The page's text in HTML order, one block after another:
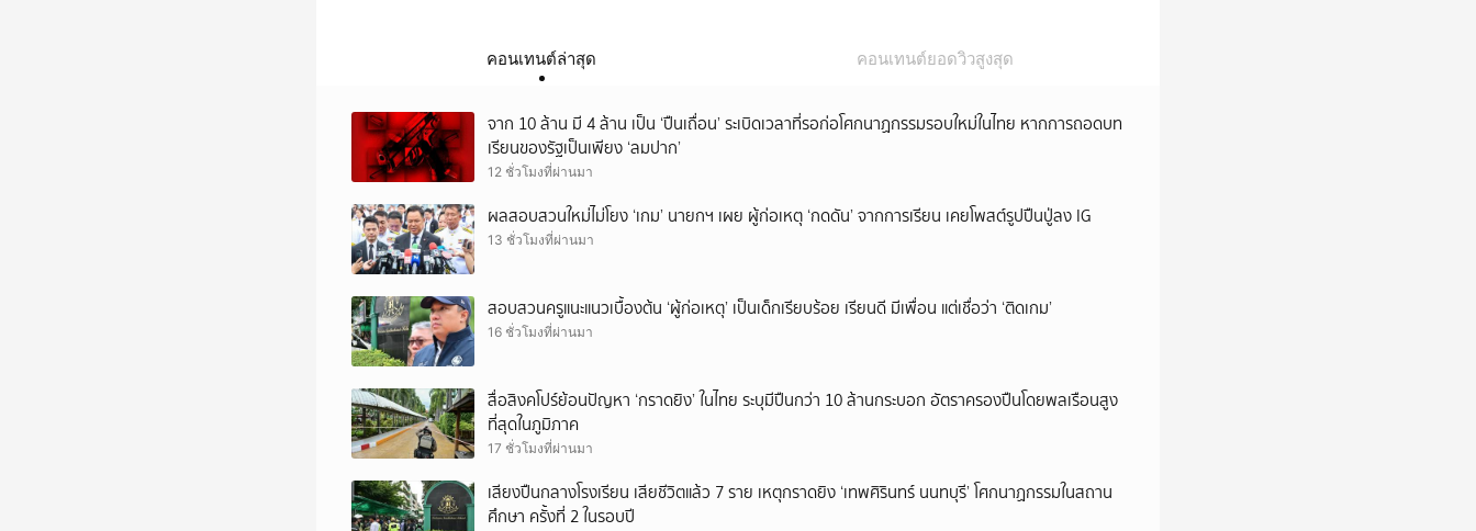
คอนเทนต์ล่าสุด คอนเทนต์ยอดวิวสูงสุด
จาก 10 ล้าน มี 4 ล้าน เป็น ‘ปืนเถื่อน’ ระเบิดเวลาที่รอก่อโศกนาฏกรรมรอบใหม่ในไทย หากการถอดบท
เรียนของรัฐเป็นเพียง ‘ลมปาก’
12 ชั่วโมงที่ผ่านมา
ผลสอบสวนใหม่ไม่โยง ‘เกม’ นายกฯ เผย ผู้ก่อเหตุ ‘กดดัน’ จากการเรียน เคยโพสต์รูปปืนปู่ลง IG
13 ชั่วโมงที่ผ่านมา
สอบสวนครูแนะแนวเบื้องต้น ‘ผู้ก่อเหตุ’ เป็นเด็กเรียบร้อย เรียนดี มีเพื่อน แต่เชื่อว่า ‘ติดเกม’
16 ชั่วโมงที่ผ่านมา
สื่อสิงคโปร์ย้อนปัญหา ‘กราดยิง’ ในไทย ระบุมีปืนกว่า 10 ล้านกระบอก อัตราครองปืนโดยพลเรือนสูง
ที่สุดในภูมิภาค
17 ชั่วโมงที่ผ่านมา
เสียงปืนกลางโรงเรียน เสียชีวิตแล้ว 7 ราย เหตุกราดยิง ‘เทพศิรินทร์ นนทบุรี’ โศกนาฏกรรมในสถาน
ศึกษา ครั้งที่ 2 ในรอบปี